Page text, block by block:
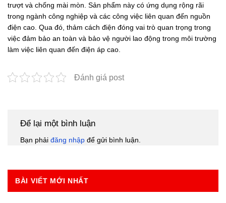
trượt và chống mài mòn. Sản phẩm này có ứng dụng rộng rãi
trong ngành công nghiệp và các công việc liên quan đến nguồn
điện cao. Qua đó, thảm cách điện đóng vai trò quan trọng trong
việc đảm bảo an toàn và bảo vệ người lao động trong môi trường
làm việc liên quan đến điện áp cao.
Đánh giá post
Để lại một bình luận
Bạn phải đăng nhập để gửi bình luận.
BÀI VIẾT MỚI NHẤT